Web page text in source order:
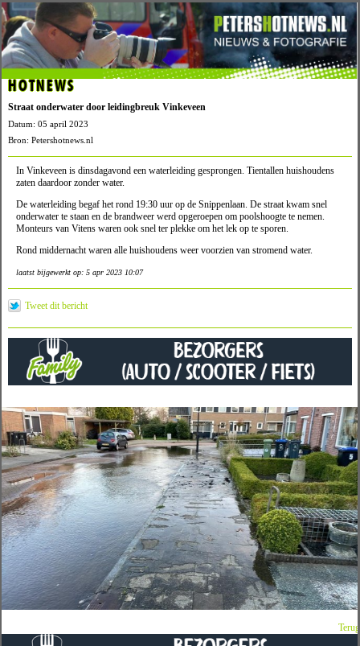
HOTNEWS
Straat onderwater door leidingbreuk Vinkeveen
Datum: 05 april 2023
Bron: Petershotnews.nl
In Vinkeveen is dinsdagavond een waterleiding gesprongen. Tientallen huishoudens
zaten daardoor zonder water.
De waterleiding begaf het rond 19:30 uur op de Snippenlaan. De straat kwam snel
onderwater te staan en de brandweer werd opgeroepen om poolshoogte te nemen.
Monteurs van Vitens waren ook snel ter plekke om het lek op te sporen.
Rond middernacht waren alle huishoudens weer voorzien van stromend water.
laatst bijgewerkt op: 5 apr 2023 10:07
Tweet dit bericht
Terug